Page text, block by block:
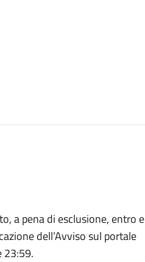
a pena di esclusione, entro e
dell’Avviso sul portale
23:59.